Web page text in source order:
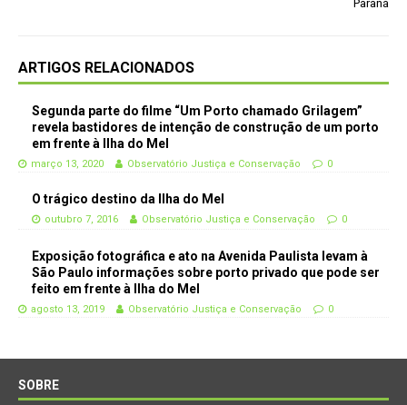
Paraná
ARTIGOS RELACIONADOS
Segunda parte do filme “Um Porto chamado Grilagem”
revela bastidores de intenção de construção de um porto
em frente à Ilha do Mel
março 13, 2020 Observatório Justiça e Conservação 0
O trágico destino da Ilha do Mel
outubro 7, 2016 Observatório Justiça e Conservação 0
Exposição fotográfica e ato na Avenida Paulista levam à
São Paulo informações sobre porto privado que pode ser
feito em frente à Ilha do Mel
agosto 13, 2019 Observatório Justiça e Conservação 0
SOBRE